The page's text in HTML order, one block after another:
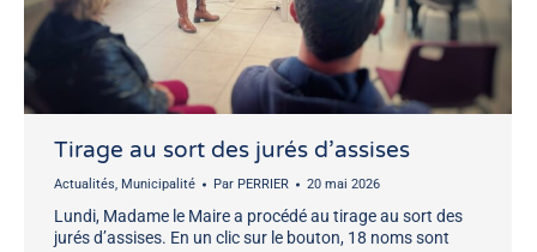
Tirage au sort des jurés d’assises
Actualités, Municipalité Par PERRIER 20 mai 2026
Lundi, Madame le Maire a procédé au tirage au sort des
jurés d’assises. En un clic sur le bouton, 18 noms sont